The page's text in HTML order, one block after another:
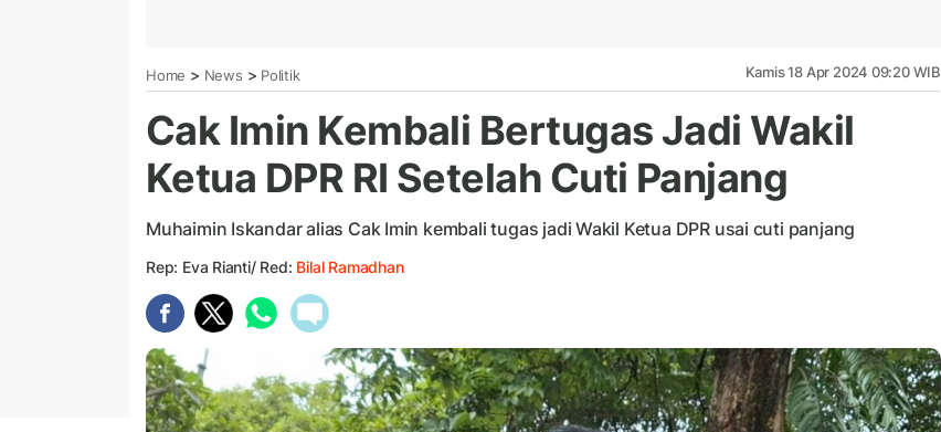
Home > News > Politik Kamis 18 Apr 2024 09:20 WIB
Cak Imin Kembali Bertugas Jadi Wakil
Ketua DPR RI Setelah Cuti Panjang
Muhaimin Iskandar alias Cak Imin kembali tugas jadi Wakil Ketua DPR usai cuti panjang
Rep: Eva Rianti/ Red: Bilal Ramadhan